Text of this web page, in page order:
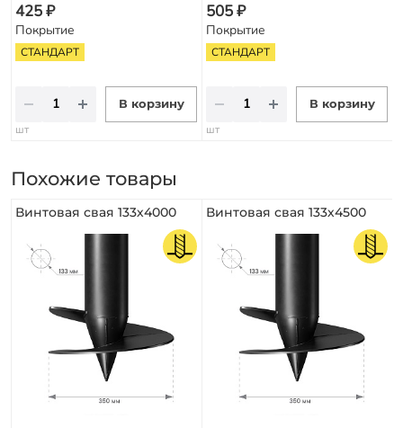
425 ₽
Покрытие
СТАНДАРТ
В корзину
шт
505 ₽
Покрытие
СТАНДАРТ
В корзину
шт
Похожие товары
Винтовая свая 133х4000 Винтовая свая 133х4500